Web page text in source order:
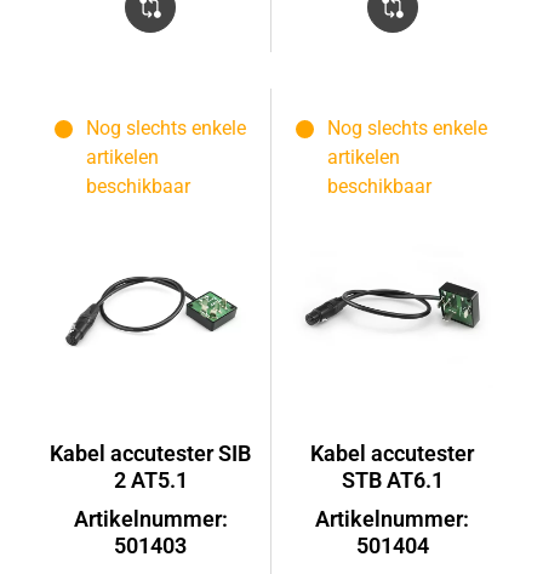
Nog slechts enkele
artikelen
beschikbaar
Kabel accutester SIB
2 AT5.1
Artikelnummer:
501403
Nog slechts enkele
artikelen
beschikbaar
Kabel accutester
STB AT6.1
Artikelnummer:
501404